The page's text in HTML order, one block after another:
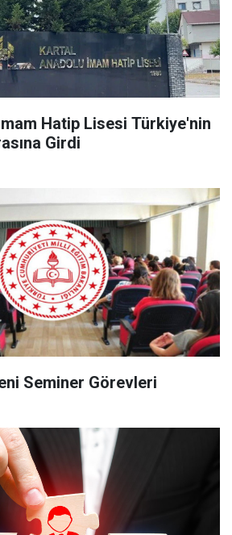
Hatip Lisesi Türkiye'nin
Girdi
Seminer Görevleri